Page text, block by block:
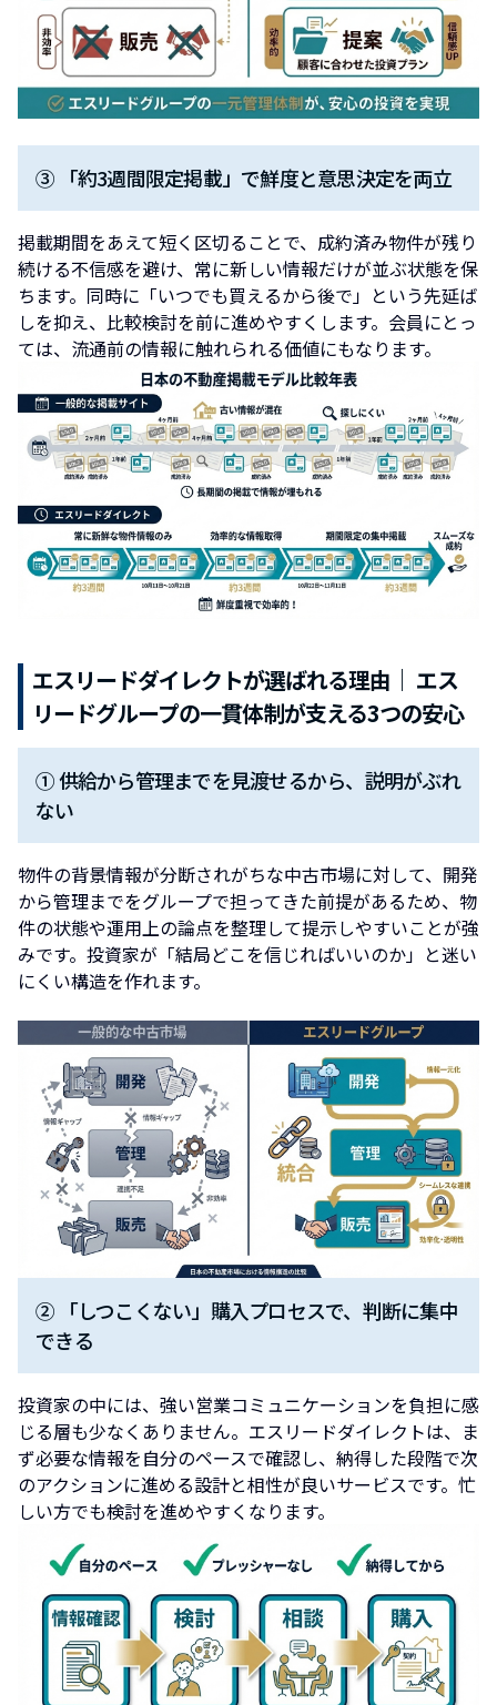
③ 「約3週間限定掲載」で鮮度と意思決定を両立
掲載期間をあえて短く区切ることで、成約済み物件が残り
続ける不信感を避け、常に新しい情報だけが並ぶ状態を保
ちます。同時に「いつでも買えるから後で」という先延ば
しを抑え、比較検討を前に進めやすくします。会員にとっ
ては、流通前の情報に触れられる価値にもなります。
エスリードダイレクトが選ばれる理由｜ エス
リードグループの一貫体制が支える3つの安心
① 供給から管理までを見渡せるから、説明がぶれ
ない
物件の背景情報が分断されがちな中古市場に対して、開発
から管理までをグループで担ってきた前提があるため、物
件の状態や運用上の論点を整理して提示しやすいことが強
みです。投資家が「結局どこを信じればいいのか」と迷い
にくい構造を作れます。
② 「しつこくない」購入プロセスで、判断に集中
できる
投資家の中には、強い営業コミュニケーションを負担に感
じる層も少なくありません。エスリードダイレクトは、ま
ず必要な情報を自分のペースで確認し、納得した段階で次
のアクションに進める設計と相性が良いサービスです。忙
しい方でも検討を進めやすくなります。